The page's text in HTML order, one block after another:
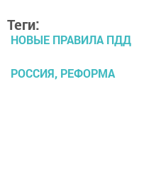
Теги:
НОВЫЕ ПРАВИЛА ПДД
РОССИЯ, РЕФОРМА